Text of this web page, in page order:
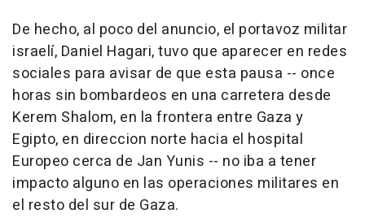
De hecho, al poco del anuncio, el portavoz militar
israelí, Daniel Hagari, tuvo que aparecer en redes
sociales para avisar de que esta pausa -- once
horas sin bombardeos en una carretera desde
Kerem Shalom, en la frontera entre Gaza y
Egipto, en direccion norte hacia el hospital
Europeo cerca de Jan Yunis -- no iba a tener
impacto alguno en las operaciones militares en
el resto del sur de Gaza.